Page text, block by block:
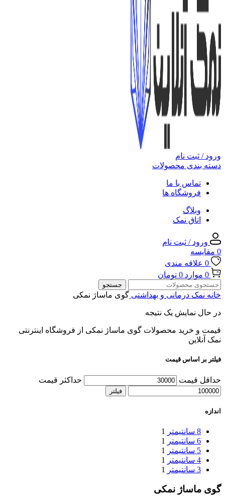
ورود / ثبت نام
دسته بندی محصولات
تماس با ما
فروشگاه ها
وبلاگ
اتاق نمک
ورود / ثبت نام
0 مقایسه
0 علاقه مندی
0 موارد 0 تومان
جستجو
خانه نمک درمانی و بهداشتی گوی ماساژ نمکی
در حال نمایش یک نتیجه
قیمت و خرید محصولات گوی ماساژ نمکی از فروشگاه اینترنتی
نمک آنلاین
فیلتر بر اساس قیمت
حداقل قیمت حداکثر قیمت
فیلتر
اندازه
8 سانتیمتر
1
6 سانتیمتر
1
5 سانتیمتر
1
4 سانتیمتر
1
3 سانتیمتر
1
گوی ماساژ نمکی